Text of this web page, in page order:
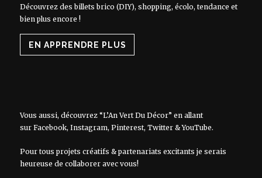
Découvrez des billets brico (DIY), shopping, écolo, tendance et
bien plus encore !
EN APPRENDRE PLUS
Vous aussi, découvrez “L’An Vert Du Décor” en allant
sur Facebook, Instagram, Pinterest, Twitter&YouTube.
Pour tous projets créatifs & partenariats excitants je serais
heureuse de collaborer avec vous!